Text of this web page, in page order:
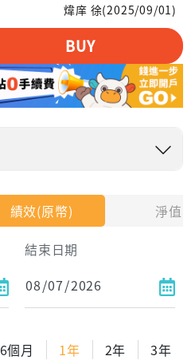
績效(原幣)
淨值
結束日期
6個月 1年 2年 3年
煒庠 徐(2025/09/01)
BUY
依比例